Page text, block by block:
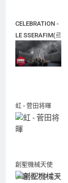
CELEBRATION -
LE SSERAFIM(르
세라핌)
虹 - 菅田将暉
創聖機械天使
(創聖のアクエリ